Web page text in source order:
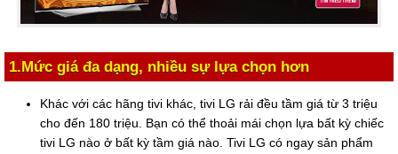
1.Mức giá đa dạng, nhiều sự lựa chọn hơn
Khác với các hãng tivi khác, tivi LG rải đều tầm giá từ 3 triệu
cho đến 180 triệu. Bạn có thể thoải mái chọn lựa bất kỳ chiếc
tivi LG nào ở bất kỳ tầm giá nào. Tivi LG có ngay sản phẩm